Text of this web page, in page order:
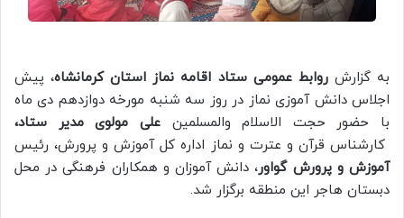
به گزارشروابط عمومی ستاد اقامه نماز استان کرمانشاه، پیش
اجلاس دانش آموزی نماز در روز سه شنبه مورخه دوازدهم دی ماه
با حضور حجت الاسلام والمسلمینعلی مولوی مدیر ستاد،
کارشناس قرآن و عترت و نماز اداره کل آموزش و پرورش، رئیس
آموزش و پرورش گواور، دانش آموزان و همکاران فرهنگی در محل
دبستان هاجر این منطقه برگزار شد.